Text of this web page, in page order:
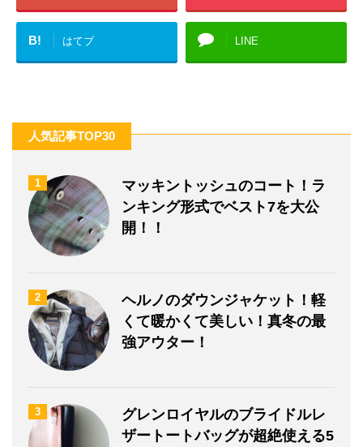
B! はてブ LINE
人気記事TOP30
1
マッキントッシュのコート！ラ
ンキング形式でベスト7を大公
開！！
2
ヘルノのダウンジャケット！軽
くて暖かくて美しい！真冬の最
強アウター！
3
グレンロイヤルのブライドルレ
ザートートバッグが超絶使える5